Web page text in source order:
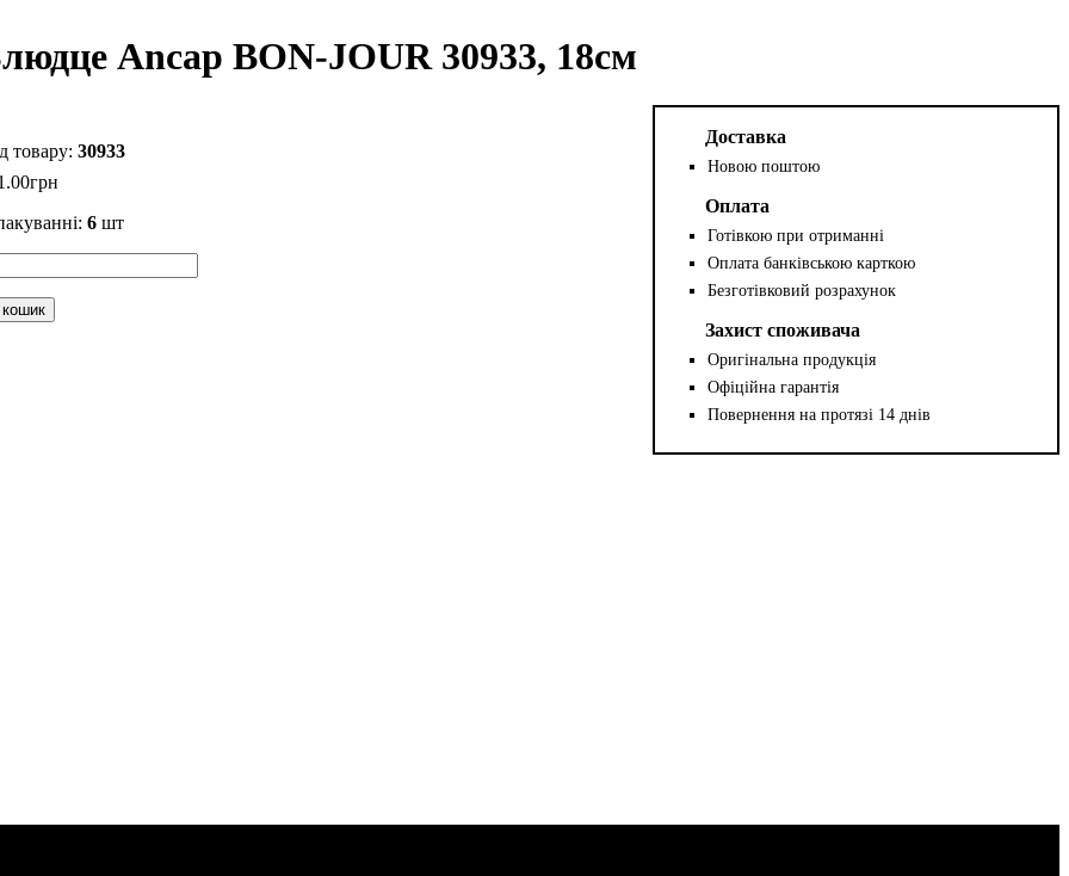
Ancap BON-JOUR 30933, 18см
30933
.00грн
6шт
Доставка
Новою поштою
Оплата
Готівкою при отриманні
Оплата банківською карткою
Безготівковий розрахунок
Захист споживача
Оригінальна продукція
Офіційна гарантія
Повернення на протязі 14 днів